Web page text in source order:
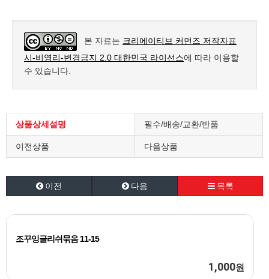
본 자료는 크리에이티브 커먼즈 저작자표
시-비영리-변경금지 2.0 대한민국 라이선스에 따라 이용할
수 있습니다.
상품상세설명 필수/배송/교환/반품
이전상품 다음상품
이전 다음 목록
조꾸잉글리쉬묶음 11-15
1,000원